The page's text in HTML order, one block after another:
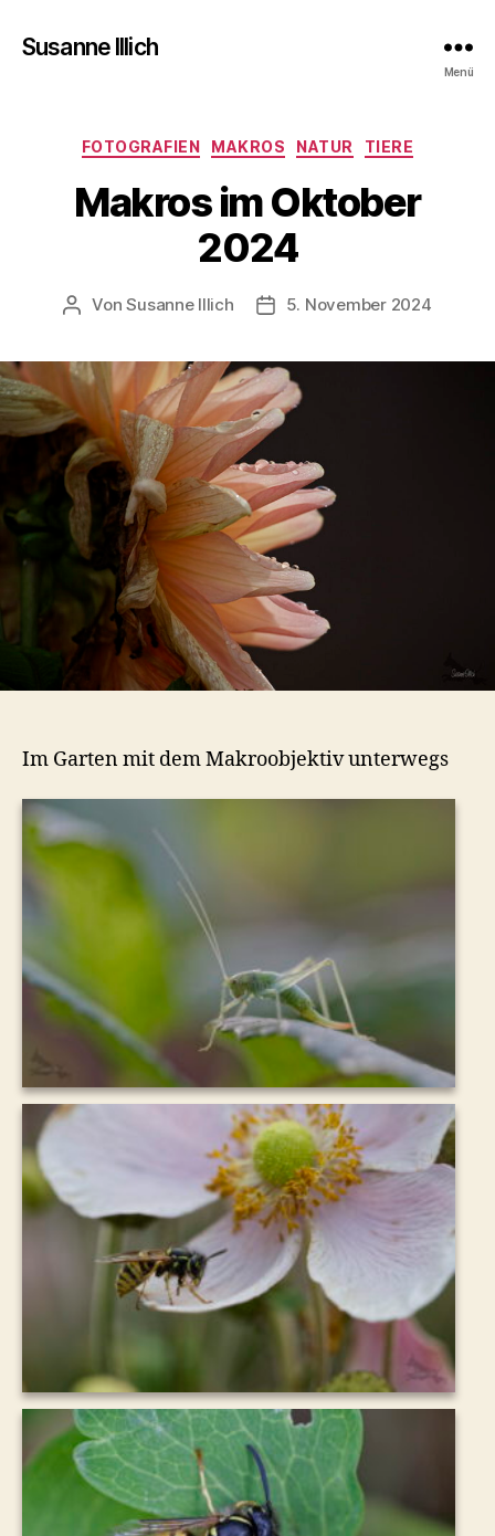
Susanne Illich
Menü
Kategorien
FOTOGRAFIEN MAKROS NATUR TIERE
Makros im Oktober
2024
Beitragsautor
VonSusanne Illich Veröffentlichungsdatum
5. November 2024
Im Garten mit dem Makroobjektiv unterwegs